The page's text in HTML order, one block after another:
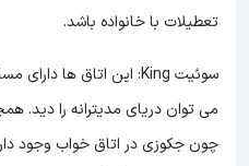
تعطیلات با خانواده باشد.
می توان دریای مدیترانه را دید.
چون جکوزی در اتاق خواب وجود